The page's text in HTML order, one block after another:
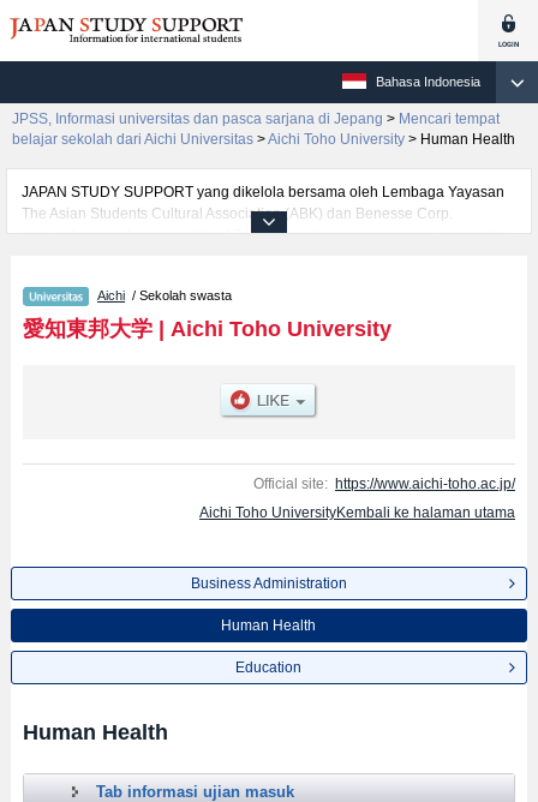
Bahasa Indonesia
JPSS, Informasi universitas dan pasca sarjana di Jepang > Mencari tempat
belajar sekolah dari Aichi Universitas >Aichi Toho University > Human Health
JAPAN STUDY SUPPORT yang dikelola bersama oleh Lembaga Yayasan
The Asian Students Cultural Association (ABK) dan Benesse Corp.
menyediakan informasi sekitar 1300 universitas, pascasarjana, universitas
informasi per fakultas seperti Fakultas Business AdministrationatauFakultas
Human HealthatauFakultas Education, serta berbagai informasi yang
berguna bagi mahasiswa(i) mancanegara seperti kuota untuk jumlah
informasi mengenai ujian masuk, prasarana kampus, akses jalan, dan
lainnya. Silakan memanfaatkannya.
Aichi / Sekolah swasta
愛知東邦大学| Aichi Toho University
Official site: https://www.aichi-toho.ac.jp/
Aichi Toho UniversityKembali ke halaman utama
Business Administration
Human Health
Education
Human Health
Tab informasi ujian masuk